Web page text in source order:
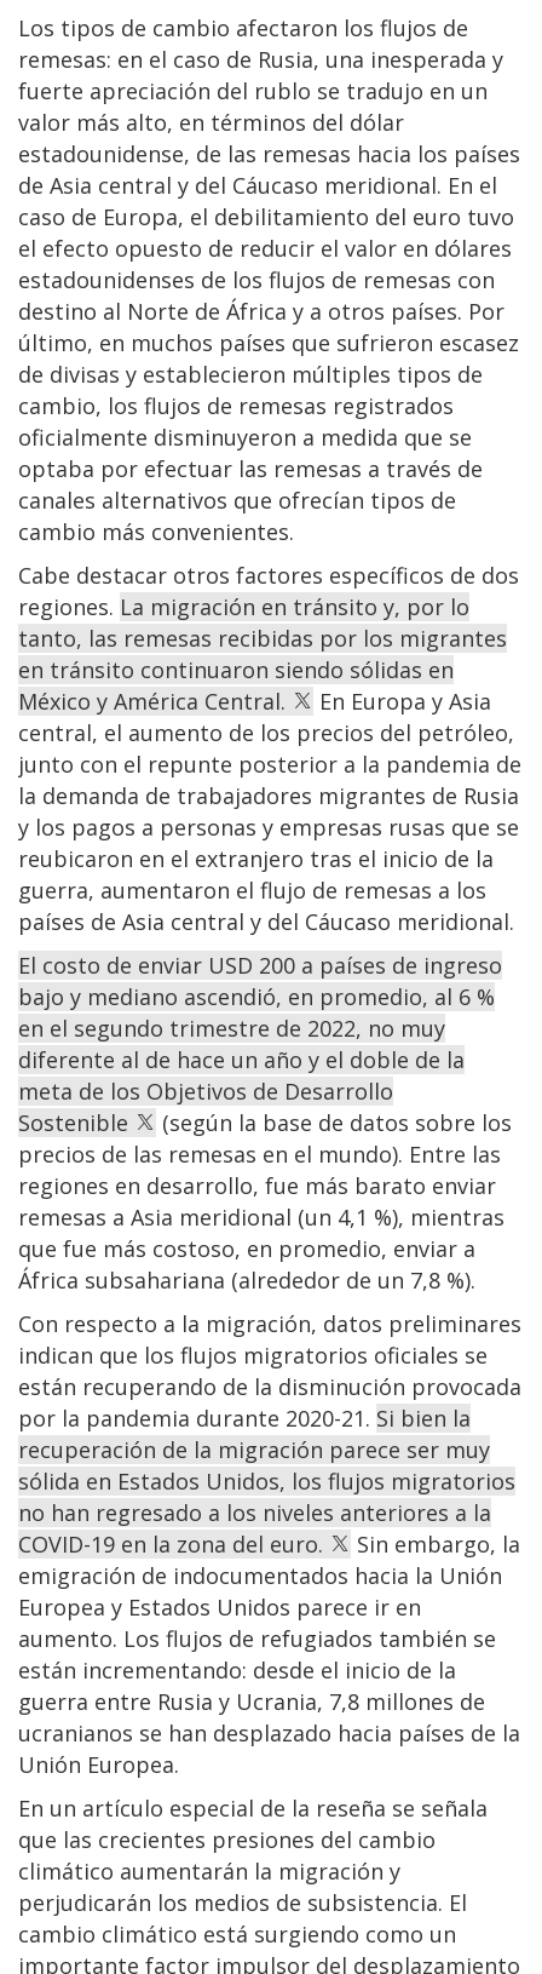
Los tipos de cambio afectaron los flujos de
remesas: en el caso de Rusia, una inesperada y
fuerte apreciación del rublo se tradujo en un
valor más alto, en términos del dólar
estadounidense, de las remesas hacia los países
de Asia central y del Cáucaso meridional. En el
caso de Europa, el debilitamiento del euro tuvo
el efecto opuesto de reducir el valor en dólares
estadounidenses de los flujos de remesas con
destino al Norte de África y a otros países. Por
último, en muchos países que sufrieron escasez
de divisas y establecieron múltiples tipos de
cambio, los flujos de remesas registrados
oficialmente disminuyeron a medida que se
optaba por efectuar las remesas a través de
canales alternativos que ofrecían tipos de
cambio más convenientes.
Cabe destacar otros factores específicos de dos
regiones. La migración en tránsito y, por lo
tanto, las remesas recibidas por los migrantes
en tránsito continuaron siendo sólidas en
México y América Central.
En Europa y Asia
central, el aumento de los precios del petróleo,
junto con el repunte posterior a la pandemia de
la demanda de trabajadores migrantes de Rusia
y los pagos a personas y empresas rusas que se
reubicaron en el extranjero tras el inicio de la
guerra, aumentaron el flujo de remesas a los
países de Asia central y del Cáucaso meridional.
El costo de enviar USD 200 a países de ingreso
bajo y mediano ascendió, en promedio, al 6 %
en el segundo trimestre de 2022, no muy
diferente al de hace un año y el doble de la
meta de los Objetivos de Desarrollo
Sostenible
(según la base de datos sobre los
precios de las remesas en el mundo). Entre las
regiones en desarrollo, fue más barato enviar
remesas a Asia meridional (un 4,1 %), mientras
que fue más costoso, en promedio, enviar a
África subsahariana (alrededor de un 7,8 %).
Con respecto a la migración, datos preliminares
indican que los flujos migratorios oficiales se
están recuperando de la disminución provocada
por la pandemia durante 2020-21. Si bien la
recuperación de la migración parece ser muy
sólida en Estados Unidos, los flujos migratorios
no han regresado a los niveles anteriores a la
COVID-19 en la zona del euro.
Sin embargo, la
emigración de indocumentados hacia la Unión
Europea y Estados Unidos parece ir en
aumento. Los flujos de refugiados también se
están incrementando: desde el inicio de la
guerra entre Rusia y Ucrania, 7,8 millones de
ucranianos se han desplazado hacia países de la
Unión Europea.
En un artículo especial de la reseña se señala
que las crecientes presiones del cambio
climático aumentarán la migración y
perjudicarán los medios de subsistencia. El
cambio climático está surgiendo como un
importante factor impulsor del desplazamiento